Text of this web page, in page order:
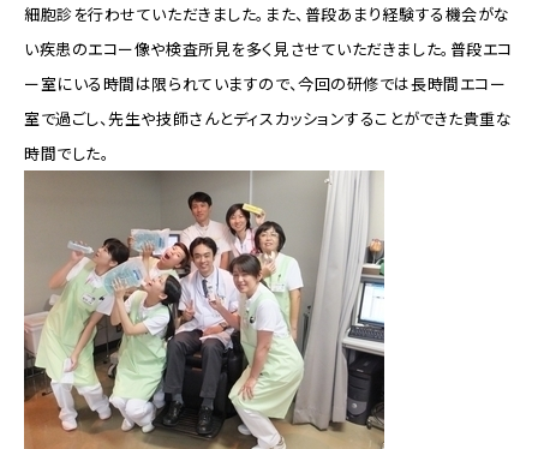
細胞診を行わせていただきました。また、普段あまり経験する機会がな
い疾患のエコー像や検査所見を多く見させていただきました。普段エコ
ー室にいる時間は限られていますので、今回の研修では長時間エコー
室で過ごし、先生や技師さんとディスカッションすることができた貴重な
時間でした。